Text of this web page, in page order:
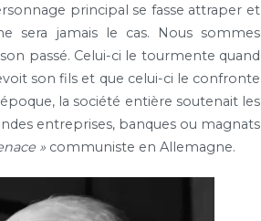
principal se fasse attraper et
sera jamais le cas. Nous sommes
passé. Celui-ci le tourmente quand
son fils et que celui-ci le confronte
la société entière soutenait les
entreprises, banques ou magnats
» communiste en Allemagne.